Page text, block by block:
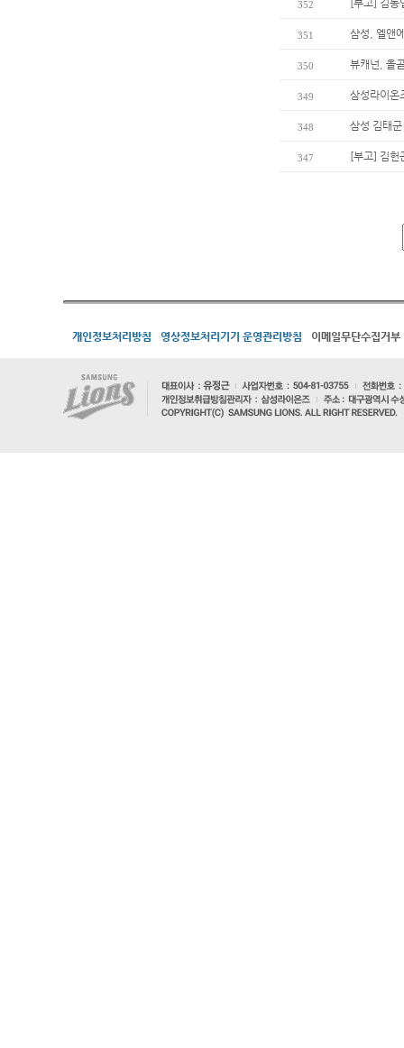
352 [부고] 김동
351 삼성, 엘앤
350 뷰캐넌, 올
349 삼성라이온
348 삼성 김태
347 [부고] 김헌
개인정보처리방침 영상정보처리기기 운영관리방침 이메일무단수집거부